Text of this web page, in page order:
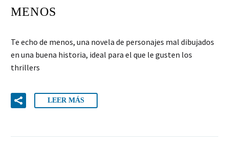
MENOS
Te echo de menos, una novela de personajes mal dibujados
en una buena historia, ideal para el que le gusten los
thrillers
LEER MÁS